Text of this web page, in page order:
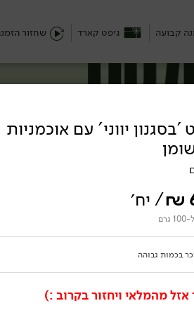
קבועה גיפט קארד שחזור
'בסגנון יווני' עם אוכמניות
₪/ יח׳
בכמות גבוהה
אזל מהמלאי ויחזור בקרוב :)